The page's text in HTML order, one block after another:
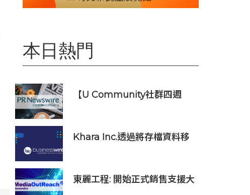
本日熱門
【U Community社群四週
Khara Inc.透過將存檔資料移
理成本
東麗工程: 開始正式銷售支援大